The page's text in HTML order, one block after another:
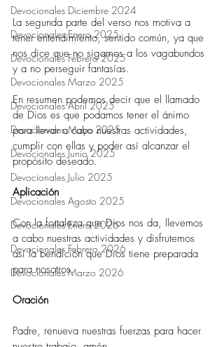
Devocionales Diciembre 2024
Devocionales Enero 2025
Devocionales Febrero 2025
Devocionales Marzo 2025
Devocionales Abril 2025
Devocionales Mayo 2025
Devocionales Junio 2025
Devocionales Julio 2025
Devocionales Agosto 2025
Devocionales Enero 2026
Devocionales Febrero 2026
Devocionales Marzo 2026
La segunda parte del verso nos motiva a
tener entendimiento, sentido común, ya que
nos dice que no sigamos a los vagabundos
y a no perseguir fantasías.
En resumen podemos decir que el llamado
de Dios es que podamos tener el ánimo
para llevar a cabo nuestras actividades,
cumplir con ellas y poder así alcanzar el
propósito deseado.
Aplicación
Con la fortaleza que Dios nos da, llevemos
a cabo nuestras actividades y disfrutemos
así la bendición que Dios tiene preparada
para nosotros.
Oración
Padre, renueva nuestras fuerzas para hacer